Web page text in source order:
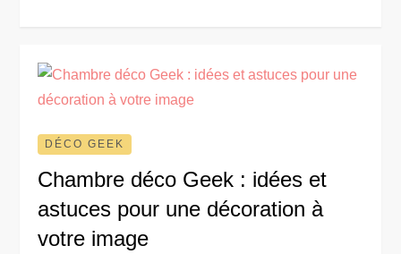
DÉCO GEEK
Chambre déco Geek : idées et
astuces pour une décoration à
votre image